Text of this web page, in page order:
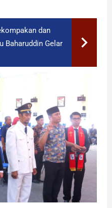
dan
Baharuddin Gelar